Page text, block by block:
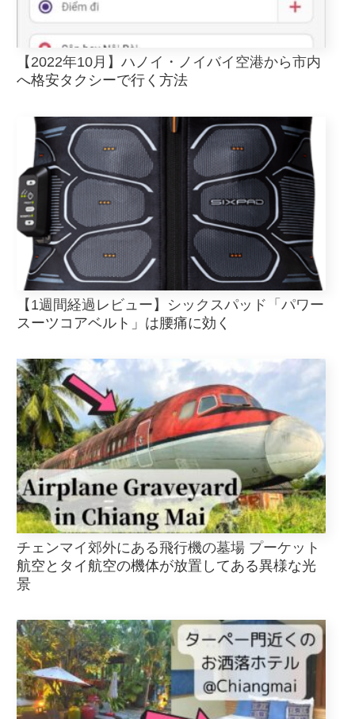
【2022年10月】ハノイ・ノイバイ空港から市内
へ格安タクシーで行く方法
【1週間経過レビュー】シックスパッド「パワー
スーツコアベルト」は腰痛に効く
チェンマイ郊外にある飛行機の墓場 プーケット
航空とタイ航空の機体が放置してある異様な光
景